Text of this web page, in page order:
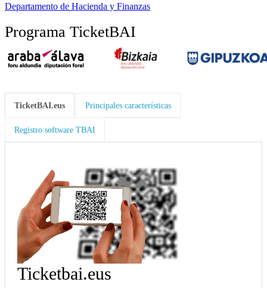
Departamento de Hacienda y Finanzas
Programa TicketBAI
TicketBAI.eus Principales características
Registro software TBAI
Ticketbai.eus